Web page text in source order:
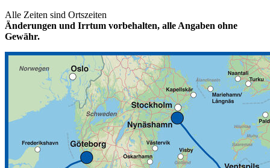
Alle Zeiten sind Ortszeiten
Änderungen und Irrtum vorbehalten, alle Angaben ohne
Gewähr.